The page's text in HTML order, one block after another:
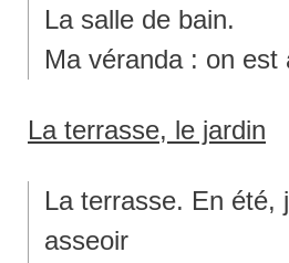
La salle de bain.
Ma véranda : on
La terrasse, le jardin
La terrasse. En été,
asseoir